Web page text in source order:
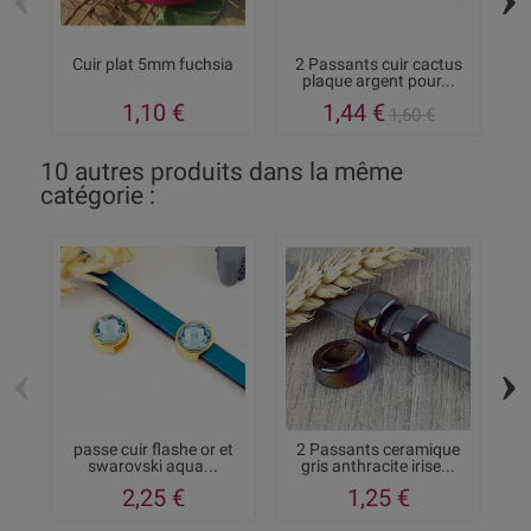
Cuir plat 5mm fuchsia
1,10 €
2 Passants cuir cactus
plaque argent pour...
1,44 €1,60 €
10 autres produits dans la même
catégorie :
passe cuir flashe or et
swarovski aqua...
2,25 €
2 Passants ceramique
gris anthracite irise...
1,25 €
›